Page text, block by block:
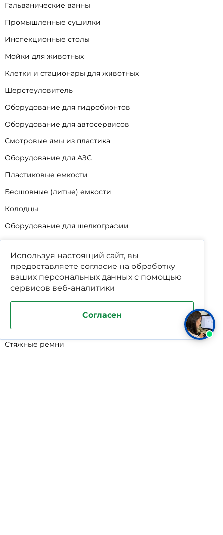
Гальванические ванны
Промышленные сушилки
Инспекционные столы
Мойки для животных
Клетки и стационары для животных
Шерстеуловитель
Оборудование для гидробионтов
Оборудование для автосервисов
Смотровые ямы из пластика
Оборудование для АЗС
Пластиковые емкости
Бесшовные (литые) емкости
Колодцы
Оборудование для шелкографии
Кабины для промывки и напыления
Технические мойки
Биопрепараты
Сигнализатор уровня
Подставка под жироуловители
Фильтр-мешки для пескоуловителей
Стяжные ремни
Используя настоящий сайт, вы
предоставляете согласие на обработку
ваших персональных данных с помощью
сервисов веб-аналитики
Согласен